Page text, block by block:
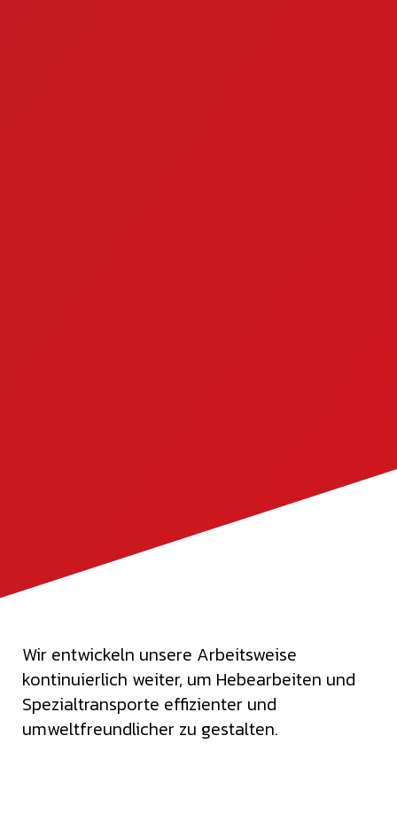
Wir entwickeln unsere Arbeitsweise
kontinuierlich weiter, um Hebearbeiten und
Spezialtransporte effizienter und
umweltfreundlicher zu gestalten.